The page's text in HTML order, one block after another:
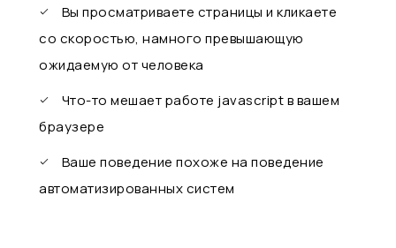
Вы просматриваете страницы и кликаете
со скоростью, намного превышающую
ожидаемую от человека
Что-то мешает работе javascript в вашем
браузере
Ваше поведение похоже на поведение
автоматизированных систем